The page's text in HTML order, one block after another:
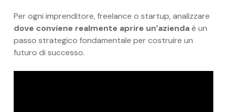
Per ogni imprenditore, freelance o startup, analizzare
dove conviene realmente aprire un’aziendaè un
passo strategico fondamentale per costruire un
futuro di successo.